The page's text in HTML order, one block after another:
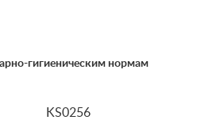
гигиеническим нормам
KS0256